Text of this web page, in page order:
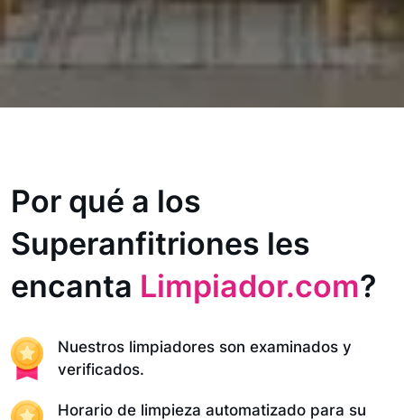
Por qué a los
Superanfitriones les
encanta Limpiador.com?
Nuestros limpiadores son examinados y
verificados.
Horario de limpieza automatizado para su